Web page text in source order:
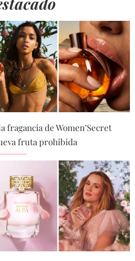
fragancia de Women’Secret
fruta prohibida